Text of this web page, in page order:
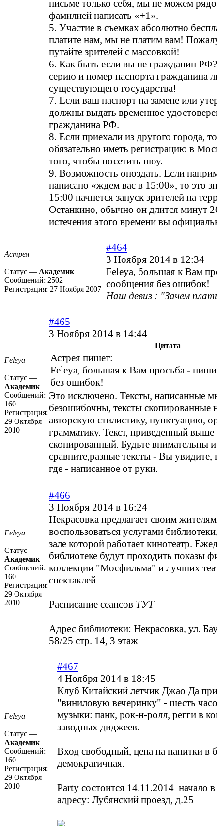
письме только себя, мы не можем
фамилией написать «+1».
5. Участие в съемках абсолютно
платите нам, мы не платим вам!
путайте зрителей с массовкой!
6. Как быть если вы не гражданин
серию и номер паспорта гражданина
существующего государства!
7. Если ваш паспорт на замене или
должны выдать временное
гражданина РФ.
8. Если приехали из другого города,
обязательно иметь регистрацию в
того, чтобы посетить шоу.
9. Возможность опоздать. Если
написано «ждем вас в 15:00», то это
15:00 начнется запуск зрителей на
Останкино, обычно он длится минут
истечения этого времени вы
Астрея
Статус — Академик
Сообщений: 2502
Регистрация: 27 Ноября 2007
#464
3 Ноября 2014 в 12:34
Feleya, большая к Вам
сообщения без ошибок!
Наш девиз : "Зачем
Feleya
Статус —
Академик
Сообщений:
160
Регистрация:
29 Октября
2010
#465
3 Ноября 2014 в 14:44
Цитата
Астрея пишет:
Feleya, большая к Вам просьба -
без ошибок!
Это исключено. Тексты, написанные
безошибочны, тексты скопированные
авторскую стилистику, пунктуацию,
грамматику. Текст, приведенный выше
скопированный. Будьте внимательны и
сравните,разные тексты - Вы увидите,
где - написанное от руки.
Feleya
Статус —
Академик
Сообщений:
160
Регистрация:
29 Октября
2010
#466
3 Ноября 2014 в 16:24
Некрасовка предлагает своим жителям
воспользоваться услугами
зале которой работает кинотеатр.
библиотеке будут проходить показы
коллекции "Мосфильма" и лучших
спектаклей.
Расписание сеансов ТУТ
Адрес библиотеки: Некрасовка, ул.
58/25 стр. 14, 3 этаж
Feleya
Статус —
Академик
Сообщений:
160
Регистрация:
29 Октября
2010
#467
4 Ноября 2014 в 18:45
Клуб Китайский летчик Джао Да
"виниловую вечеринку" - шесть
музыки: панк, рок-н-ролл, регги в
заводных диджеев.
Вход свободный, цена на напитки в
демократичная.
Party состоится 14.11.2014 начало
адресу: Лубянский проезд, д.25